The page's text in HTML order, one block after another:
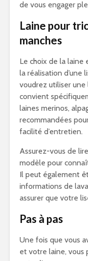
de vous engager
Laine pour
manches
Le choix de la
la réalisation d’une
voudrez utiliser une
convient
laines merinos,
recommandées
facilité d’entretien.
Assurez-vous de
modèle pour
Il peut également
informations de
assurer que votre
Pas à pas
Une fois que vous
et votre laine, vous